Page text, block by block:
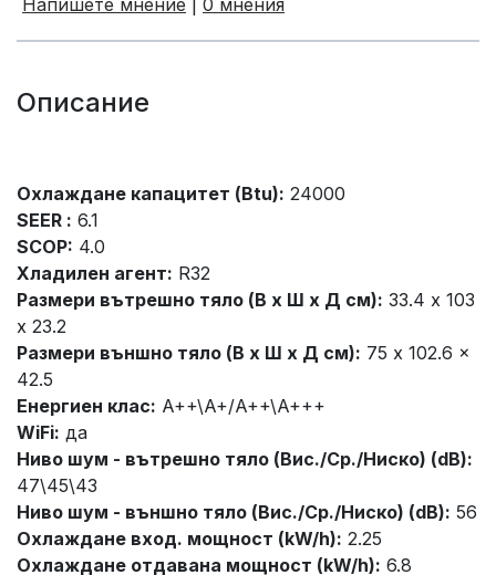
Напишете мнение 0 мнения
Описание
Охлаждане капацитет (Btu): 24000
SEER : 6.1
SCOP: 4.0
Хладилен агент: R32
Размери вътрешно тяло (В x Ш x Д см): 33.4 x 103
x 23.2
Размери външно тяло (В x Ш x Д см): 75 x 102.6 x
42.5
Енергиен клас: A++\A+/A++\A+++
WiFi: да
Ниво шум - вътрешно тяло (Вис./Ср./Ниско) (dB):
47\45\43
Ниво шум - външно тяло (Вис./Ср./Ниско) (dB): 56
Охлаждане вход. мощност (kW/h): 2.25
Охлаждане отдавана мощност (kW/h): 6.8